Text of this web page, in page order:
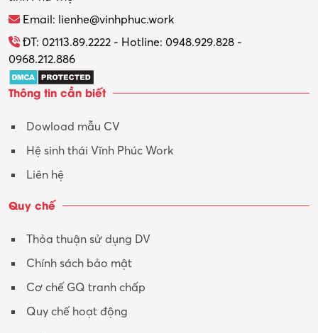
Email: lienhe@vinhphuc.work
ĐT: 02113.89.2222 - Hotline: 0948.929.828 -
0968.212.886
Thông tin cần biết
Dowload mẫu CV
Hệ sinh thái Vĩnh Phúc Work
Liên hệ
Quy chế
Thỏa thuận sử dụng DV
Chính sách bảo mật
Cơ chế GQ tranh chấp
Quy chế hoạt động